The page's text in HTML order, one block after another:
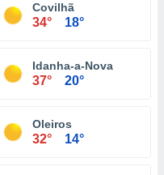
Covilhã
34° 18°
Idanha-a-Nova
37° 20°
Oleiros
32° 14°